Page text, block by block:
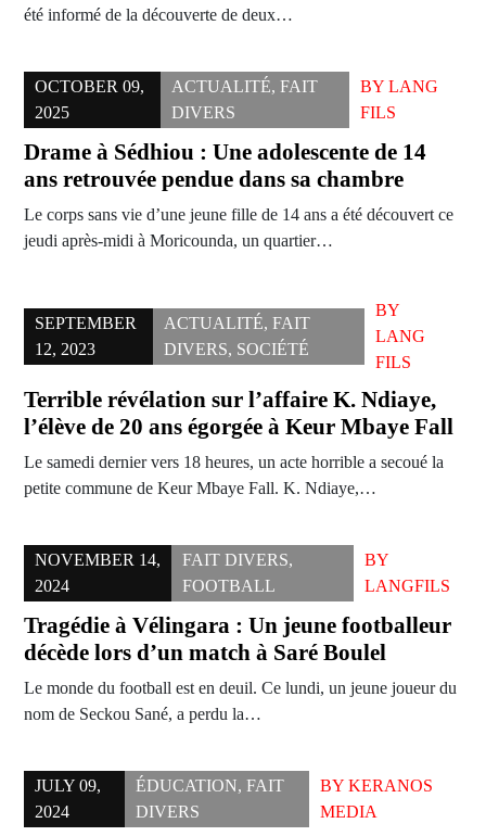
été informé de la découverte de deux…
OCTOBER 09,
2025
ACTUALITÉ,FAIT
DIVERS
BY LANG
FILS
Drame à Sédhiou : Une adolescente de 14
ans retrouvée pendue dans sa chambre
Le corps sans vie d’une jeune fille de 14 ans a été découvert ce
jeudi après-midi à Moricounda, un quartier…
SEPTEMBER
12, 2023
ACTUALITÉ, FAIT
DIVERS, SOCIÉTÉ
BY
LANG
FILS
Terrible révélation sur l’affaire K. Ndiaye,
l’élève de 20 ans égorgée à Keur Mbaye Fall
Le samedi dernier vers 18 heures, un acte horrible a secoué la
petite commune de Keur Mbaye Fall. K. Ndiaye,…
NOVEMBER 14,
2024
FAIT DIVERS,
FOOTBALL
BY
LANGFILS
Tragédie à Vélingara : Un jeune footballeur
décède lors d’un match à Saré Boulel
Le monde du football est en deuil. Ce lundi, un jeune joueur du
nom de Seckou Sané, a perdu la…
JULY 09,
2024
ÉDUCATION, FAIT
DIVERS
BYKERANOS
MEDIA